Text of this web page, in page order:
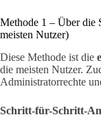
Methode 1 – Über die
meisten Nutzer)
Diese Methode ist die
die meisten Nutzer.
Administratorrechte
Schritt-für-Schritt-